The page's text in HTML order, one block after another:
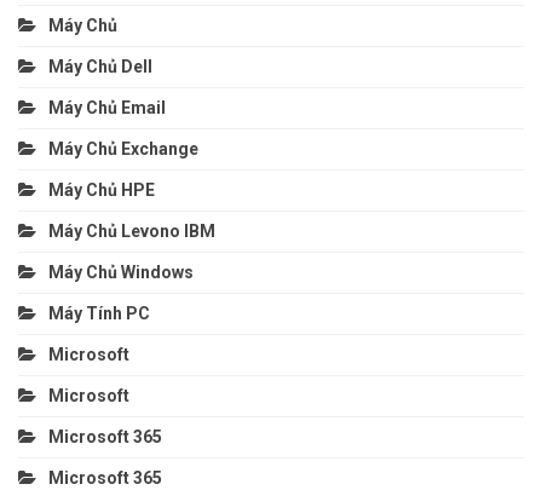
Máy Chủ
Máy Chủ Dell
Máy Chủ Email
Máy Chủ Exchange
Máy Chủ HPE
Máy Chủ Levono IBM
Máy Chủ Windows
Máy Tính PC
Microsoft
Microsoft
Microsoft 365
Microsoft 365